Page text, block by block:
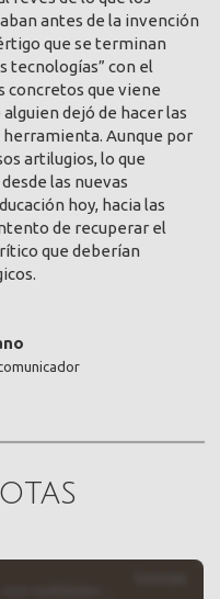
antes de la invención
que se terminan
tecnologías” con el
concretos que viene
dejó de hacer las
herramienta. Aunque por
artilugios, lo que
las nuevas
hoy, hacia las
de recuperar el
que deberían